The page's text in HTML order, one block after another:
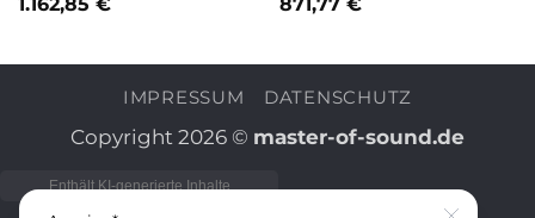
IMPRESSUM DATENSCHUTZ
Copyright 2026 © master-of-sound.de